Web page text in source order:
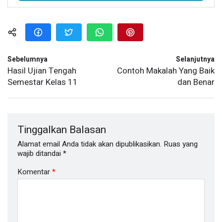
Sebelumnya
Hasil Ujian Tengah
Semestar Kelas 11
Selanjutnya
Contoh Makalah Yang Baik
dan Benar
Tinggalkan Balasan
Alamat email Anda tidak akan dipublikasikan. Ruas yang
wajib ditandai *
Komentar*